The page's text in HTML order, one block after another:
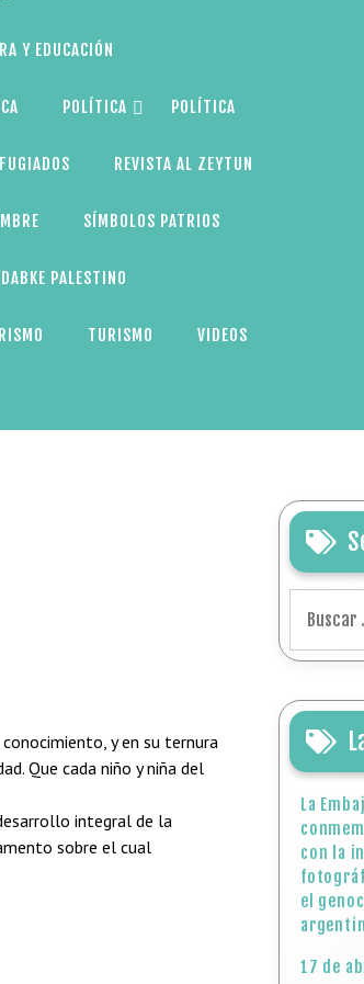
Y EDUCACIÓN
POLÍTICA POLÍTICA
REVISTA AL ZEYTUN
SÍMBOLOS PATRIOS
PALESTINO
TURISMO VIDEOS
y en su ternura
Que cada niño y niña del
integral de la
sobre el cual
La
con la
el
17 de